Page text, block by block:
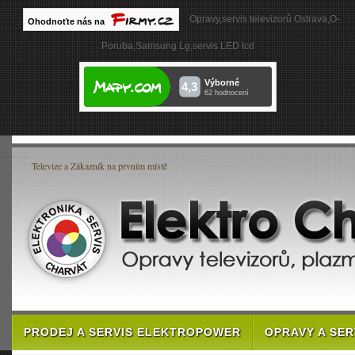
Opravy,servis televizorů Ostrava,O-
Poruba,Samsung Lg,servis LED lcd
Televize a Zákazník na prvním místě
PRODEJ A SERVIS ELEKTROPOWER OPRAVY A